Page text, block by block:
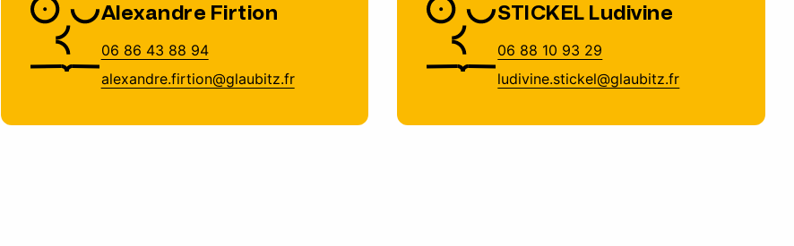
Alexandre Firtion
06 86 43 88 94
alexandre.firtion@glaubitz.fr
STICKEL Ludivine
06 88 10 93 29
ludivine.stickel@glaubitz.fr